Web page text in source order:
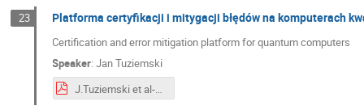
23 Platforma certyfikacji i mitygacji błędów na komputerach
Certification and error mitigation platform for quantum computers
Speaker:Jan Tuziemski
J.Tuziemski et al-Certification and error mitigation platform for quantum computers .pdf